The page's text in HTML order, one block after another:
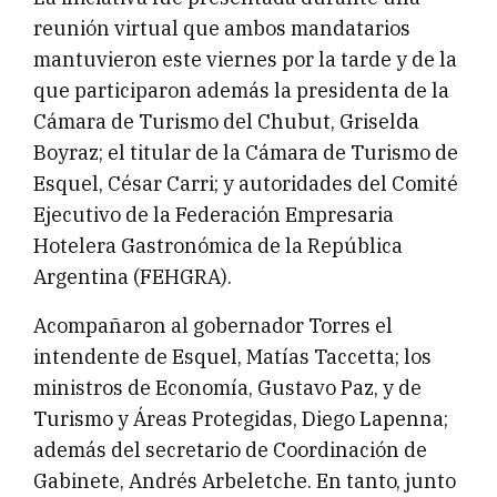
reunión virtual que ambos mandatarios
mantuvieron este viernes por la tarde y de la
que participaron además la presidenta de la
Cámara de Turismo del Chubut, Griselda
Boyraz; el titular de la Cámara de Turismo de
Esquel, César Carri; y autoridades del Comité
Ejecutivo de la Federación Empresaria
Hotelera Gastronómica de la República
Argentina (FEHGRA).
Acompañaron al gobernador Torres el
intendente de Esquel, Matías Taccetta; los
ministros de Economía, Gustavo Paz, y de
Turismo y Áreas Protegidas, Diego Lapenna;
además del secretario de Coordinación de
Gabinete, Andrés Arbeletche. En tanto, junto